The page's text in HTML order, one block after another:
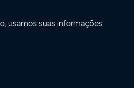
usamos suas informações